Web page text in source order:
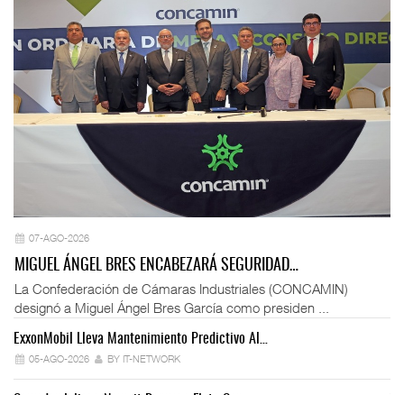
07-AGO-2026
MIGUEL ÁNGEL BRES ENCABEZARÁ SEGURIDAD…
La Confederación de Cámaras Industriales (CONCAMIN)
designó a Miguel Ángel Bres García como presiden ...
ExxonMobil Lleva Mantenimiento Predictivo Al…
05-AGO-2026 BY IT-NETWORK